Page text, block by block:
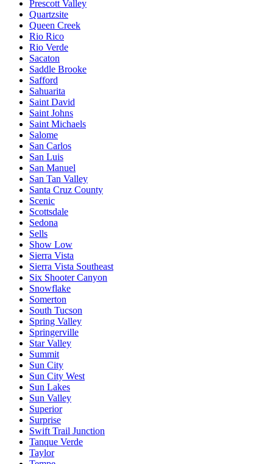
Prescott Valley
Quartzsite
Queen Creek
Rio Rico
Rio Verde
Sacaton
Saddle Brooke
Safford
Sahuarita
Saint David
Saint Johns
Saint Michaels
Salome
San Carlos
San Luis
San Manuel
San Tan Valley
Santa Cruz County
Scenic
Scottsdale
Sedona
Sells
Show Low
Sierra Vista
Sierra Vista Southeast
Six Shooter Canyon
Snowflake
Somerton
South Tucson
Spring Valley
Springerville
Star Valley
Summit
Sun City
Sun City West
Sun Lakes
Sun Valley
Superior
Surprise
Swift Trail Junction
Tanque Verde
Taylor